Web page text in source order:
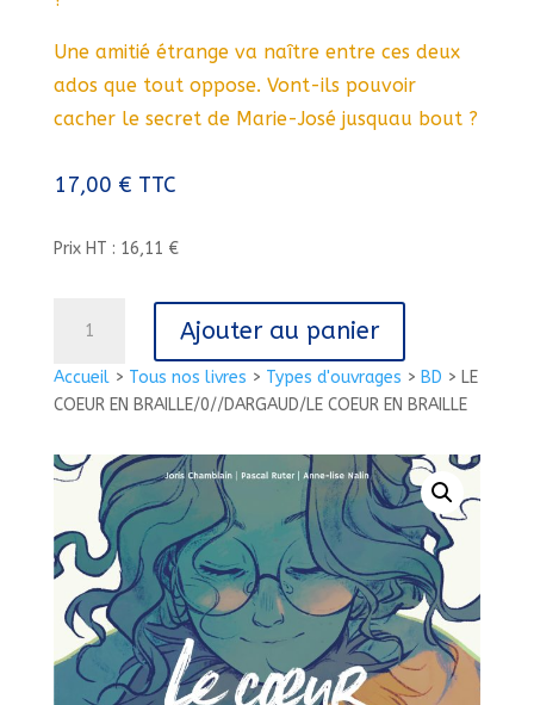
Accueil> Tous nos livres > Types d'ouvrages > BD > LE
COEUR EN BRAILLE/0//DARGAUD/LE COEUR EN BRAILLE
Une amitié étrange va naître entre ces deux
ados que tout oppose. Vont-ils pouvoir
cacher le secret de Marie-José jusquau bout ?
17,00 € TTC
Prix HT : 16,11 €
LE
COEUR
COEUR
BRAILLE
Ajouter au panier